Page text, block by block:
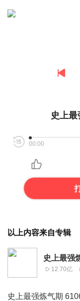
史上最
00:00
以上内容来自专辑
史上最强
12.70亿
史上最强炼气期